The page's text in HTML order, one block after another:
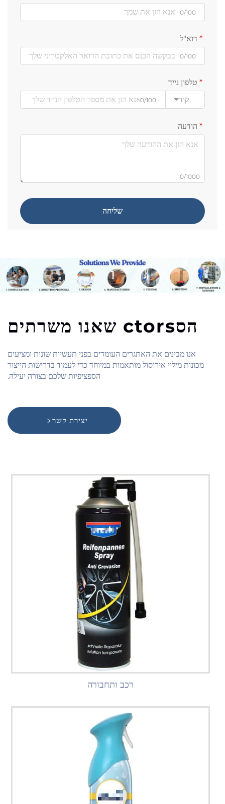
0/100
דוא"ל
0/100
טלפון נייד
קוד
0/100
הודעה
0/1000
שליחה
1
הסctors שאנו משרתים
אנו מבינים את האתגרים העומדים בפני תעשיות שונות ומציעים
מכונות מילוי אירוסול מותאמות במיוחד כדי לעמוד בדרישות הייצור
הספציפיות שלכם בצורה יעילה.
יצירת קשר
רכב ותחבורה